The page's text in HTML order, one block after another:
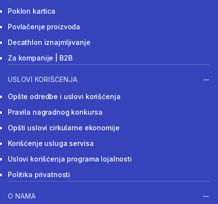
Poklon kartica
Povlačenje proizvoda
Decathlon iznajmljivanje
Za kompanije | B2B
USLOVI KORIŠĆENJA
Opšte odredbe i uslovi korišćenja
Pravila nagradnog konkursa
Opšti uslovi cirkularne ekonomije
Korišćenje usluga servisa
Uslovi korišćenja programa lojalnosti
Politika privatnosti
O NAMA